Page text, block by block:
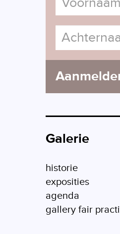
Galerie
historie
exposities
agenda
gallery fair